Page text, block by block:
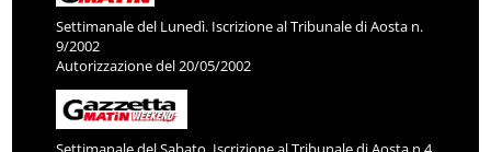
Settimanale del Lunedì. Iscrizione al Tribunale di Aosta n.
9/2002
Autorizzazione del 20/05/2002